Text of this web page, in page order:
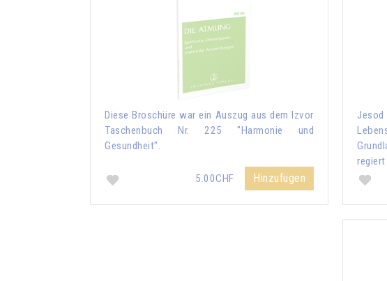
Diese Broschüre war ein Auszug aus dem Izvor
Taschenbuch Nr. 225 "Harmonie und
Gesundheit".
5.00CHF Hinzufügen
regiert